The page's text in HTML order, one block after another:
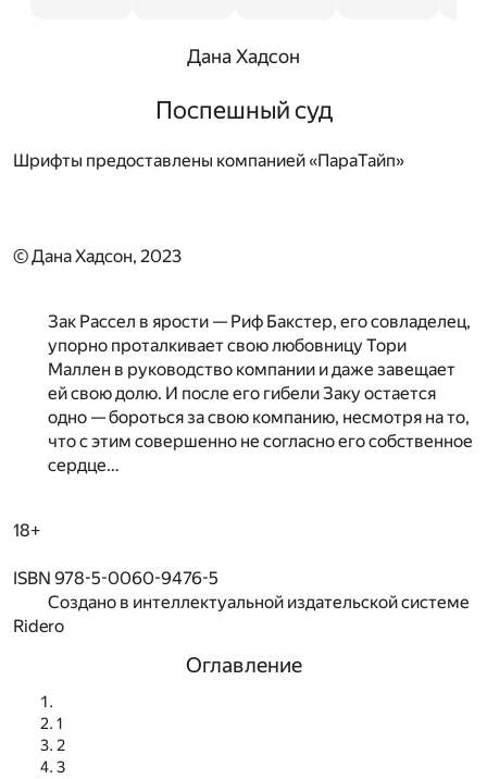
Дана Хадсон
Поспешный суд
Шрифты предоставлены компанией «ПараТайп»
© Дана Хадсон, 2023
Зак Рассел в ярости — Риф Бакстер, его совладелец,
упорно проталкивает свою любовницу Тори
Маллен в руководство компании и даже завещает
ей свою долю. И после его гибели Заку остается
одно — бороться за свою компанию, несмотря на то,
что с этим совершенно не согласно его собственное
сердце…
18+
ISBN 978-5-0060-9476-5
Создано в интеллектуальной издательской системе
Ridero
Оглавление
1
2
3